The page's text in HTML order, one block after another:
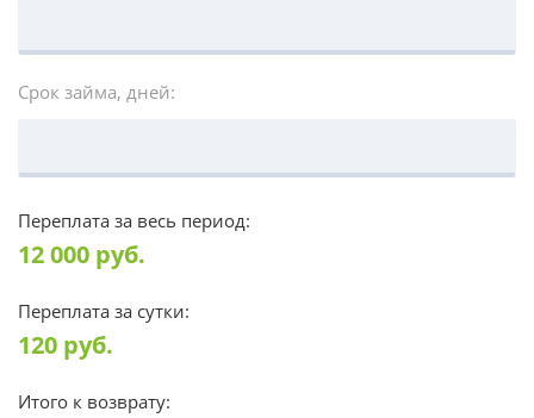
Срок займа, дней:
Переплата за весь период:
12 000 руб.
Переплата за сутки:
120 руб.
Итого к возврату: